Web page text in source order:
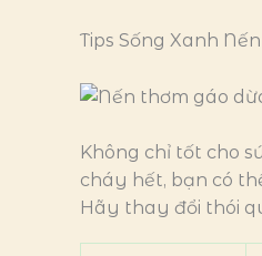
Tips Sống Xanh
Không chỉ tốt cho
cháy hết, bạn có
Hãy thay đổi thói